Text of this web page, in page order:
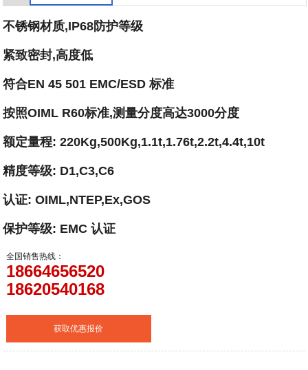
不锈钢材质,IP68防护等级
紧致密封,高度低
符合EN 45 501 EMC/ESD 标准
按照OIML R60标准,测量分度高达3000分度
额定量程: 220Kg,500Kg,1.1t,1.76t,2.2t,4.4t,10t
精度等级: D1,C3,C6
认证: OIML,NTEP,Ex,GOS
保护等级: EMC 认证
全国销售热线：
18664656520
18620540168
获取优惠报价